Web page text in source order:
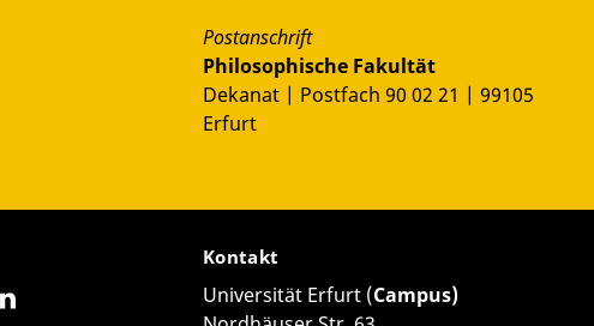
Postanschrift
Philosophische Fakultät
Dekanat | Postfach 90 02 21 | 99105
Erfurt
Kontakt
Universität Erfurt (Campus)